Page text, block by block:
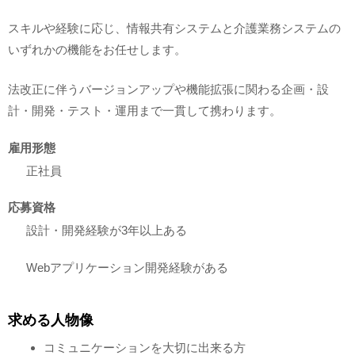
スキルや経験に応じ、情報共有システムと介護業務システムの
いずれかの機能をお任せします。
法改正に伴うバージョンアップや機能拡張に関わる企画・設
計・開発・テスト・運用まで一貫して携わります。
雇用形態
正社員
応募資格
設計・開発経験が3年以上ある
Webアプリケーション開発経験がある
求める人物像
コミュニケーションを大切に出来る方